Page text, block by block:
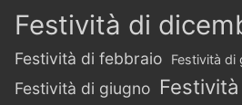
Festività di
Festività di febbraio Festività di
Festività di giugno